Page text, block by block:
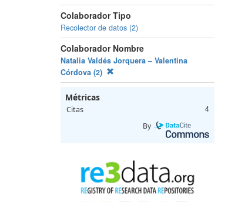
Colaborador Tipo
Recolector de datos (2)
Colaborador Nombre
Natalia Valdés Jorquera – Valentina
Córdova (2)
Métricas
Citas 4
By